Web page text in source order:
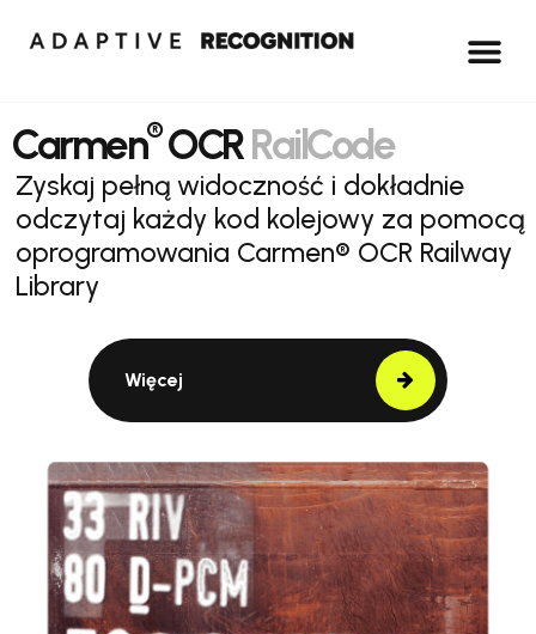
Carmen®OCRRailCode
Zyskaj pełną widoczność i dokładnie
odczytaj każdy kod kolejowy za pomocą
oprogramowania Carmen® OCR Railway
Library
Więcej